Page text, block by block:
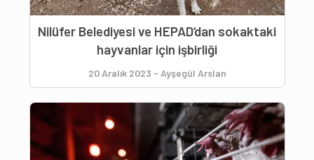
Nilüfer Belediyesi ve HEPAD’dan sokaktaki
hayvanlar için işbirliği
20 Aralık 2023 - Ayşegül Arslan